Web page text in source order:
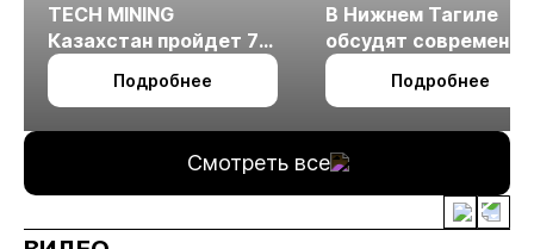
TECH MINING
Казахстан пройдет 7
октября в Алматы
Подробнее
В Нижнем Тагиле
обсудят
технологии
измельчения
Подробнее
Смотреть все